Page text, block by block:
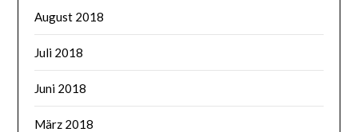
August 2018
Juli 2018
Juni 2018
März 2018